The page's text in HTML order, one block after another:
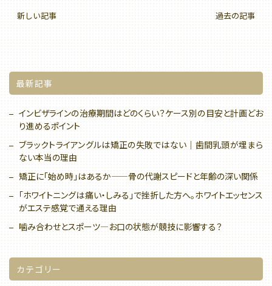
新しい記事 過去の記事
最新記事
インビザラインの治療期間はどのくらい？ケース別の目安と計画どお
り進めるポイント
ブラックトライアングルは矯正の失敗ではない｜歯間乳頭が埋まら
ない本当の理由
矯正に「始め時」はあるか——骨の代謝スピードと年齢の深い関係
「ホワイトニングは痛い・しみる」で挫折した方へ。ホワイトエッセンス
がエステ感覚で通える理由
噛み合わせとスポーツ—お口の状態が競技に影響する？
カテゴリー